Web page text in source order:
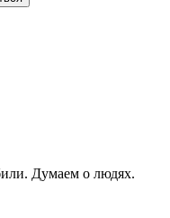
Думаем о людях.